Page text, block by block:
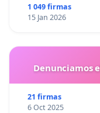
1 049 firmas
15 Jan 2026
Denunciamos
21 firmas
6 Oct 2025